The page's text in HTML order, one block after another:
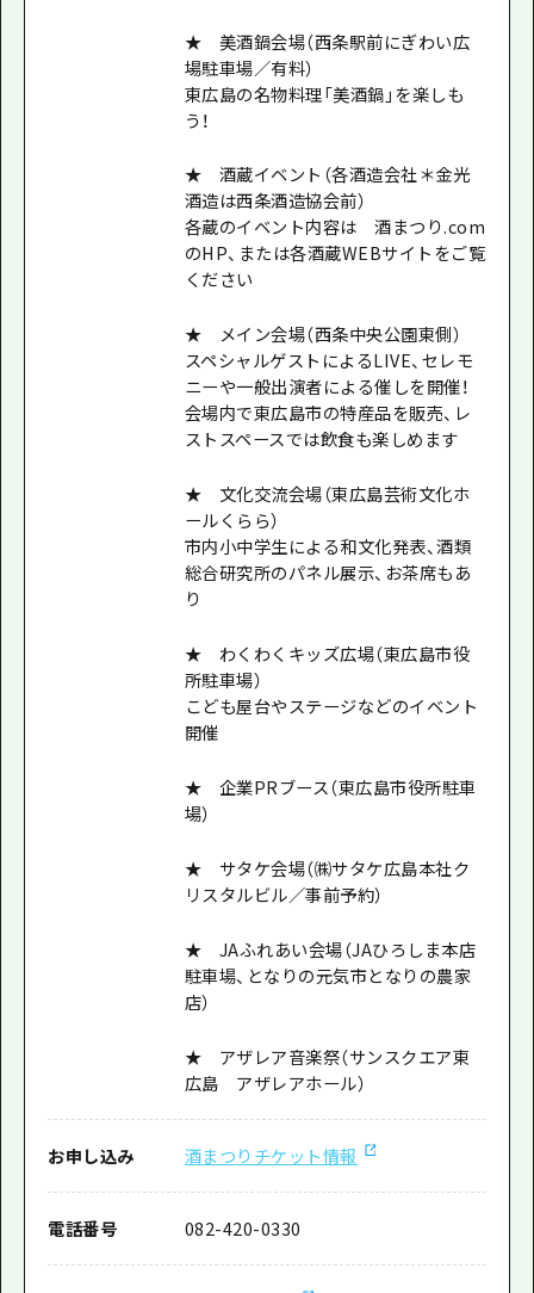
★ 美酒鍋会場（西条駅前にぎわい広
場駐車場／有料）
東広島の名物料理「美酒鍋」を楽しも
う！
★ 酒蔵イベント（各酒造会社＊金光
酒造は西条酒造協会前）
各蔵のイベント内容は 酒まつり.com
のHP、または各酒蔵WEBサイトをご覧
ください
★ メイン会場（西条中央公園東側）
スペシャルゲストによるLIVE、セレモ
ニーや一般出演者による催しを開催！
会場内で東広島市の特産品を販売、レ
ストスペースでは飲食も楽しめます
★ 文化交流会場（東広島芸術文化ホ
ールくらら）
市内小中学生による和文化発表、酒類
総合研究所のパネル展示、お茶席もあ
り
★ わくわくキッズ広場（東広島市役
所駐車場）
こども屋台やステージなどのイベント
開催
★ 企業PRブース（東広島市役所駐車
場）
★ サタケ会場（㈱サタケ広島本社ク
リスタルビル／事前予約）
★ JAふれあい会場（JAひろしま本店
駐車場、となりの元気市となりの農家
店）
★ アザレア音楽祭（サンスクエア東
広島 アザレアホール）
お申し込み 酒まつりチケット情報
電話番号 082-420-0330